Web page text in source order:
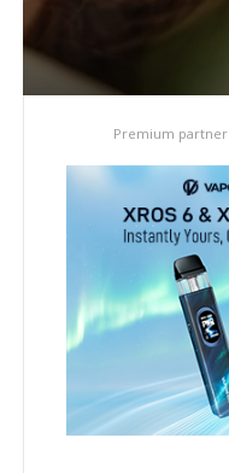
Premium partner